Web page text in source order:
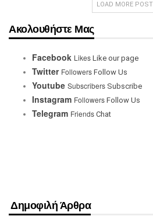
LOAD MORE
Ακολουθήστε Μας
Facebook Likes Like our page
Twitter Followers Follow Us
Youtube Subscribers Subscribe
Instagram Followers Follow Us
Telegram Friends Chat
Δημοφιλή Άρθρα